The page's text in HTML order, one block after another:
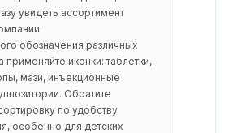
увидеть ассортимент
обозначения различных
иконки: таблетки,
мази, инъекционные
Обратите
по удобству
особенно для детских